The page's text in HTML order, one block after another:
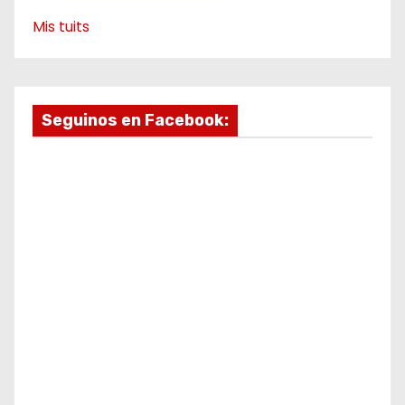
Mis tuits
Seguinos en Facebook: